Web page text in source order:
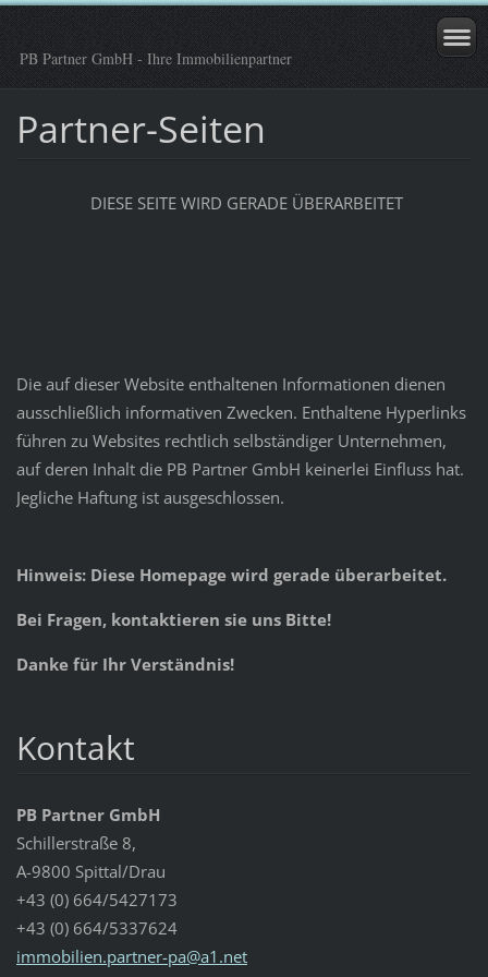
PB Partner GmbH - Ihre Immobilienpartner
Partner-Seiten
DIESE SEITE WIRD GERADE ÜBERARBEITET
Die auf dieser Website enthaltenen Informationen dienen
ausschließlich informativen Zwecken. Enthaltene Hyperlinks
führen zu Websites rechtlich selbständiger Unternehmen,
auf deren Inhalt die PB Partner GmbH keinerlei Einfluss hat.
Jegliche Haftung ist ausgeschlossen.
Hinweis: Diese Homepage wird gerade überarbeitet.
Bei Fragen, kontaktieren sie uns Bitte!
Danke für Ihr Verständnis!
Kontakt
PB Partner GmbH
Schillerstraße 8,
A-9800 Spittal/Drau
+43 (0) 664/5427173
+43 (0) 664/5337624
immobilien.partner-pa@a1 .net